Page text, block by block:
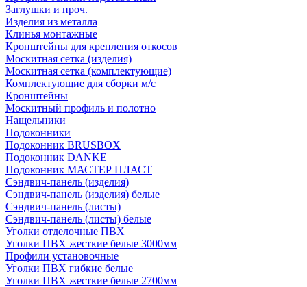
Заглушки и проч.
Изделия из металла
Клинья монтажные
Кронштейны для крепления откосов
Москитная сетка (изделия)
Москитная сетка (комплектующие)
Комплектующие для сборки м/с
Кронштейны
Москитный профиль и полотно
Нащельники
Подоконники
Подоконник BRUSBOX
Подоконник DANKE
Подоконник МАСТЕР ПЛАСТ
Сэндвич-панель (изделия)
Сэндвич-панель (изделия) белые
Сэндвич-панель (листы)
Сэндвич-панель (листы) белые
Уголки отделочные ПВХ
Уголки ПВХ жесткие белые 3000мм
Профили установочные
Уголки ПВХ гибкие белые
Уголки ПВХ жесткие белые 2700мм